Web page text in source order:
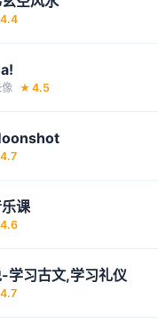
4.4
★ 4.5
4.7
课
4.6
学习古文,学习礼仪
4.7